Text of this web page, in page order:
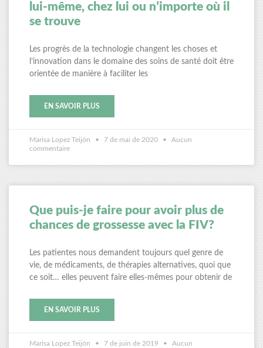
lui-même, chez lui ou n’importe où il
se trouve
Les progrès de la technologie changent les choses et
l’innovation dans le domaine des soins de santé doit être
orientée de manière à faciliter les
EN SAVOIR PLUS
Marisa Lopez Teijón 7 de mai de 2020
Aucun
commentaire
Que puis-je faire pour avoir plus de
chances de grossesse avec la FIV?
Les patientes nous demandent toujours quel genre de
vie, de médicaments, de thérapies alternatives, quoi que
ce soit… elles peuvent faire elles-mêmes pour obtenir de
EN SAVOIR PLUS
Marisa Lopez Teijón 7 de juin de 2019
Aucun